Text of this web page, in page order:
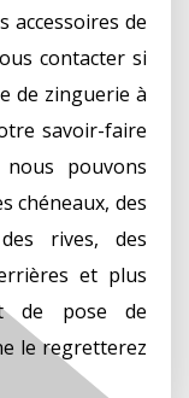
accessoires de
contacter si
de zinguerie à
savoir-faire
pouvons
chéneaux, des
rives, des
et plus
de pose de
le regretterez